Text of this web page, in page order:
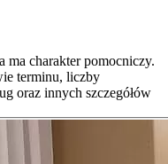
ma charakter pomocniczy.
terminu, liczby
oraz innych szczegółów